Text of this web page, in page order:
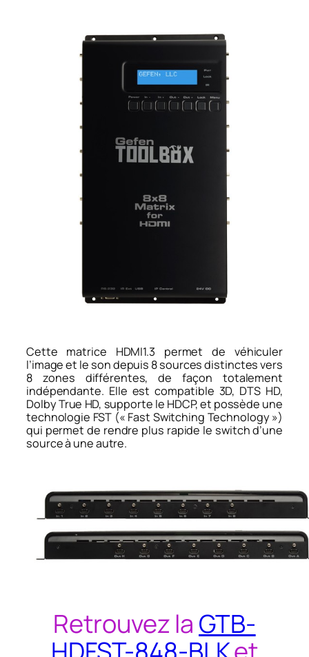
Cette matrice HDMI1.3 permet de véhiculer
l’image et le son depuis 8 sources distinctes vers
8 zones différentes, de façon totalement
indépendante. Elle est compatible 3D, DTS HD,
Dolby True HD, supporte le HDCP, et possède une
technologie FST (« Fast Switching Technology »)
qui permet de rendre plus rapide le switch d’une
source à une autre.
Retrouvez la GTB-